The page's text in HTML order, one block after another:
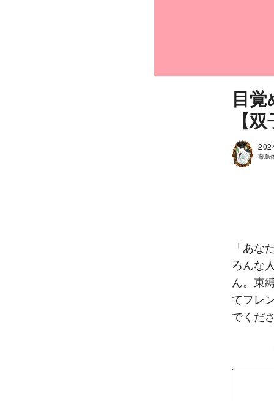
目
【
藤島
「あな
ろんな
ん。束
てフレ
でくだ